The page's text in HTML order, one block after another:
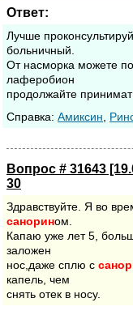
Ответ:
Лучше
больничный.
От насморка можете
лаферобион
продолжайте
Cправка: Амиксин
Вопрос # 31643
30
Здравствуйте. Я во
санорином.
Капаю уже лет 5,
заложен
нос,даже сплю с
капель, чем
снять отек в носу.